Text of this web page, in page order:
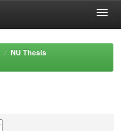
NU Thesis